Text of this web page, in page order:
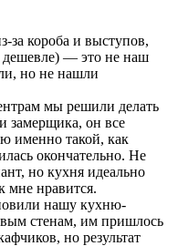
за короба и выступов,
дешевле) — это не наш
но не нашли
мы решили делать
замерщика, он все
именно такой, как
окончательно. Не
но кухня идеально
мне нравится.
нашу кухню-
стенам, им пришлось
но результат